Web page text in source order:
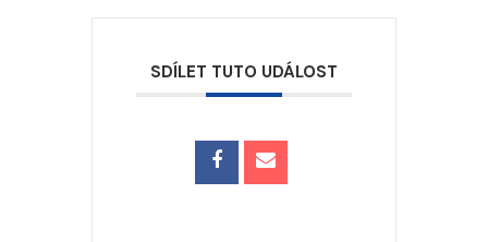
SDÍLET TUTO UDÁLOST